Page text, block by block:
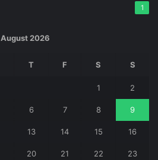
1
August 2026
T F S S
1 2
6 7 8 9
13 14 15 16
20 21 22 23